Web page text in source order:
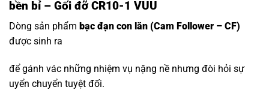
bền bỉ – Gối đỡ CR10-1 VUU
Dòng sản phẩm bạc đạn con lăn (Cam Follower – CF)
được sinh ra
để gánh vác những nhiệm vụ nặng nề nhưng đòi hỏi sự
uyển chuyển tuyệt đối.